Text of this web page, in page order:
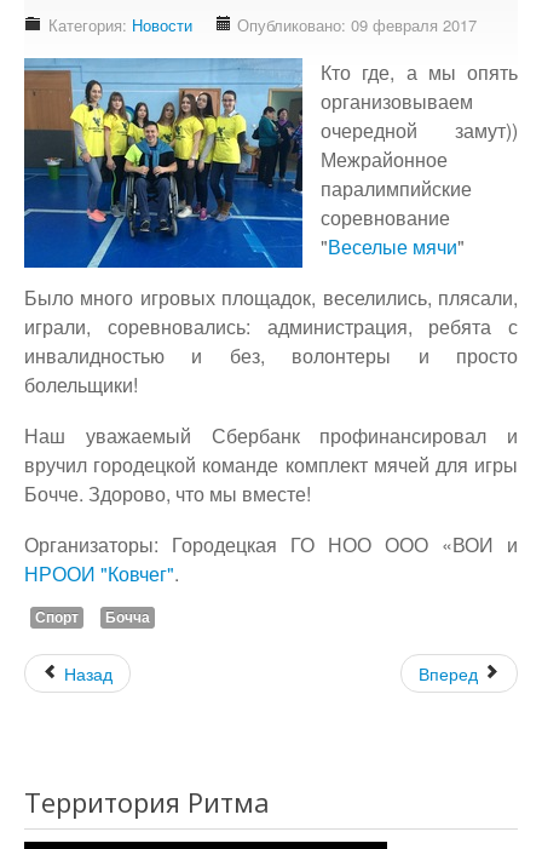
Доступность - что это?
Наш аудит доступности
Подтверждение доступности
Наши проекты
Our projects
Публичная отетность
Our public reporting
Публикации
Контакты
Our contact
Категория: Новости Опубликовано: 09 февраля 2017
Кто где, а мы опять
организовываем
очередной замут))
Межрайонное
паралимпийские
соревнование
"Веселые мячи"
Было много игровых площадок, веселились, плясали,
играли, соревновались: администрация, ребята с
инвалидностью и без, волонтеры и просто
болельщики!
Наш уважаемый Сбербанк профинансировал и
вручил городецкой команде комплект мячей для игры
Бочче. Здорово, что мы вместе!
Организаторы: Городецкая ГО НОО ООО «ВОИ и
НРООИ "Ковчег".
Спорт Бочча
Назад Вперед
Территория Ритма